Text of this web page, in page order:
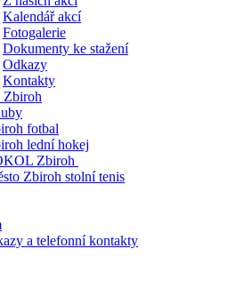
Kalendář akcí
Fotogalerie
Dokumenty ke stažení
Odkazy
Kontakty
Zbiroh
fotbal
lední hokej
Zbiroh
Zbiroh stolní tenis
a telefonní kontakty